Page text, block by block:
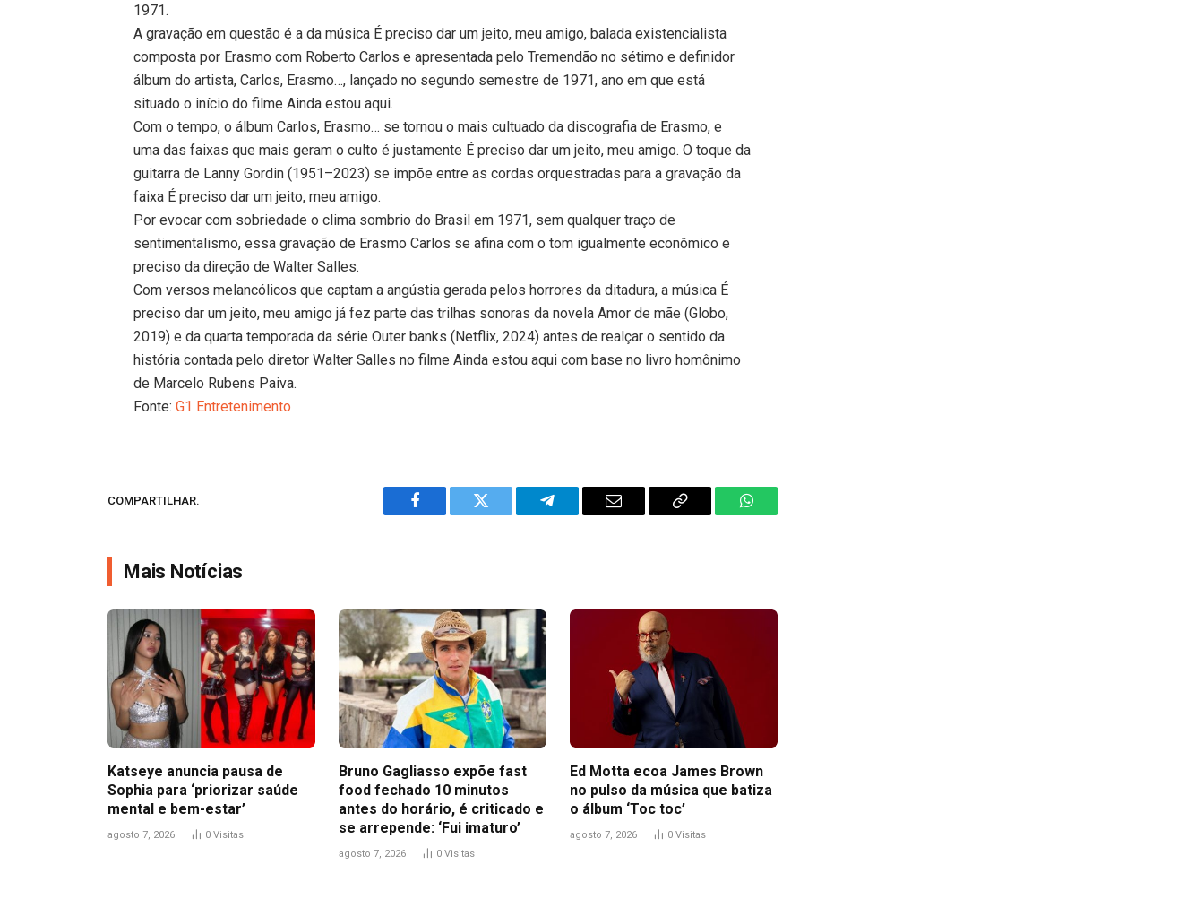
1971.
A gravação em questão é a da música É preciso dar um jeito, meu amigo, balada existencialista
composta por Erasmo com Roberto Carlos e apresentada pelo Tremendão no sétimo e definidor
álbum do artista, Carlos, Erasmo…, lançado no segundo semestre de 1971, ano em que está
situado o início do filme Ainda estou aqui.
Com o tempo, o álbum Carlos, Erasmo… se tornou o mais cultuado da discografia de Erasmo, e
uma das faixas que mais geram o culto é justamente É preciso dar um jeito, meu amigo. O toque da
guitarra de Lanny Gordin (1951–2023) se impõe entre as cordas orquestradas para a gravação da
faixa É preciso dar um jeito, meu amigo.
Por evocar com sobriedade o clima sombrio do Brasil em 1971, sem qualquer traço de
sentimentalismo, essa gravação de Erasmo Carlos se afina com o tom igualmente econômico e
preciso da direção de Walter Salles.
Com versos melancólicos que captam a angústia gerada pelos horrores da ditadura, a música É
preciso dar um jeito, meu amigo já fez parte das trilhas sonoras da novela Amor de mãe (Globo,
2019) e da quarta temporada da série Outer banks (Netflix, 2024) antes de realçar o sentido da
história contada pelo diretor Walter Salles no filme Ainda estou aqui com base no livro homônimo
de Marcelo Rubens Paiva.
Fonte:G1 Entretenimento
COMPARTILHAR.
Facebook Twitter Telegram Email
Copy
WhatsApp
Mais Notícias
Katseye anuncia pausa de
Sophia para ‘priorizar saúde
mental e bem-estar’
agosto 7, 2026 0 Visitas
Bruno Gagliasso expõe fast
food fechado 10 minutos
antes do horário, é criticado e
se arrepende: ‘Fui imaturo’
agosto 7, 2026 0 Visitas
Ed Motta ecoa James Brown
no pulso da música que batiza
o álbum ‘Toc toc’
agosto 7, 2026 0 Visitas